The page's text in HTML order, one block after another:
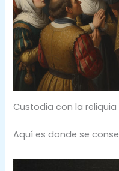
Custodia con la
Aquí es donde se